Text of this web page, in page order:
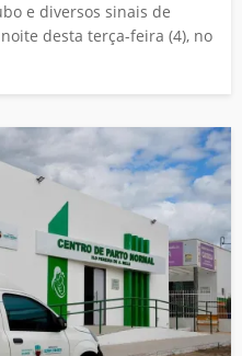
e diversos sinais de
desta terça-feira (4), no